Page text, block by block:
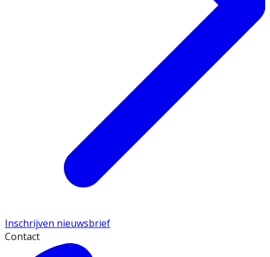
Inschrijven nieuwsbrief
Contact